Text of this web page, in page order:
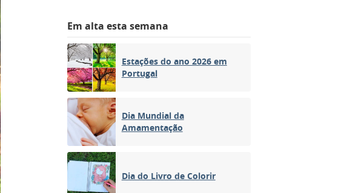
Em alta esta semana
Estações do ano 2026 em
Portugal
Dia Mundial da
Amamentação
Dia do Livro de Colorir